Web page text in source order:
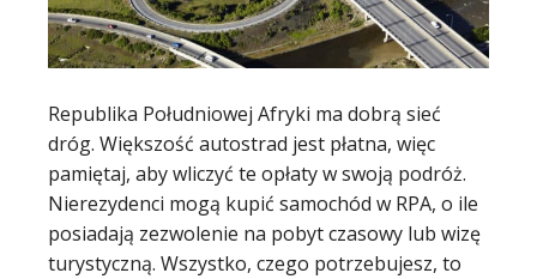
Republika Południowej Afryki ma dobrą sieć
dróg. Większość autostrad jest płatna, więc
pamiętaj, aby wliczyć te opłaty w swoją podróż.
Nierezydenci mogą kupić samochód w RPA, o ile
posiadają zezwolenie na pobyt czasowy lub wizę
turystyczną. Wszystko, czego potrzebujesz, to